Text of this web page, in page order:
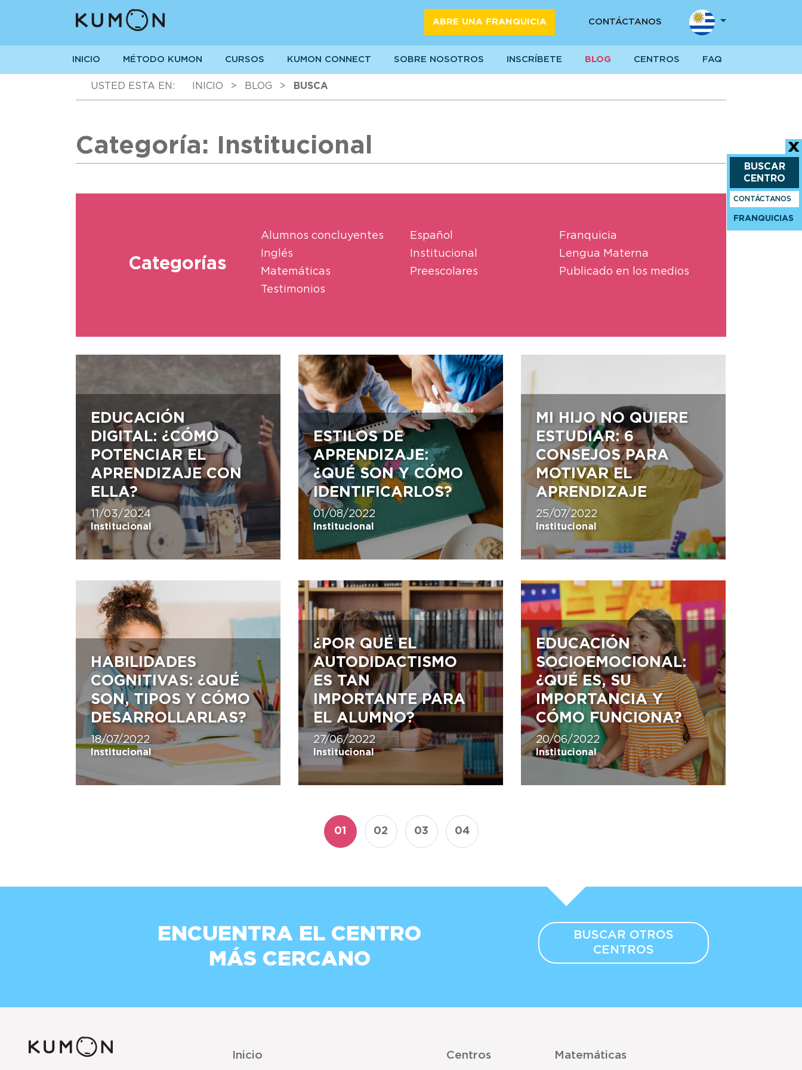
ABRE UNA FRANQUICIA CONTÁCTANOS
INICIO MÉTODO KUMON CURSOS KUMON CONNECT SOBRE NOSOTROS INSCRÍBETE BLOG CENTROS FAQ
USTED ESTA EN: INICIO > BLOG > BUSCA
Categoría: Institucional
Categorías
Alumnos concluyentes
Inglés
Matemáticas
Testimonios
Español
Institucional
Preescolares
Franquicia
Lengua Materna
Publicado en los medios
EDUCACIÓN
DIGITAL: ¿CÓMO
POTENCIAR EL
APRENDIZAJE CON
ELLA?
11/03/2024
Institucional
ESTILOS DE
APRENDIZAJE:
¿QUÉ SON Y CÓMO
IDENTIFICARLOS?
01/08/2022
Institucional
MI HIJO NO QUIERE
ESTUDIAR: 6
CONSEJOS PARA
MOTIVAR EL
APRENDIZAJE
25/07/2022
Institucional
HABILIDADES
COGNITIVAS: ¿QUÉ
SON, TIPOS Y CÓMO
DESARROLLARLAS?
18/07/2022
Institucional
¿POR QUÉ EL
AUTODIDACTISMO
ES TAN
IMPORTANTE PARA
EL ALUMNO?
27/06/2022
Institucional
EDUCACIÓN
SOCIOEMOCIONAL:
¿QUÉ ES, SU
IMPORTANCIA Y
CÓMO FUNCIONA?
20/06/2022
Institucional
01 02 03 04
BUSCAR
CENTRO
CONTÁCTANOS
FRANQUICIAS
ENCUENTRA EL CENTRO
MÁS CERCANO
BUSCAR OTROS
CENTROS
Inicio Centros Matemáticas